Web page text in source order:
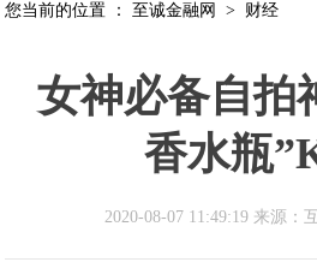
您当前的位置 ： 至诚金融网 > 财经
女神必备自拍
香水瓶
2020-08-07 11:49:19 来源：